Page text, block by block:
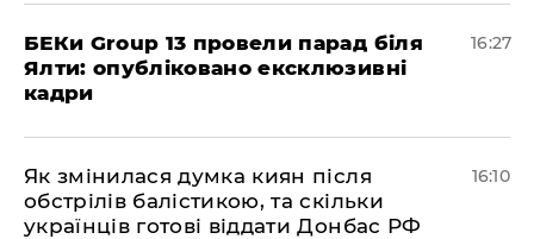
БЕКи Group 13 провели парад біля
Ялти: опубліковано ексклюзивні
кадри
16:27
Як змінилася думка киян після
обстрілів балістикою, та скільки
українців готові віддати Донбас РФ
16:10